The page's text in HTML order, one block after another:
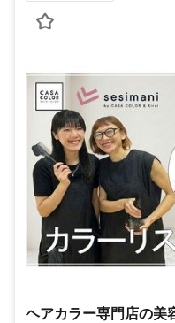
ヘアカラー専門店の美